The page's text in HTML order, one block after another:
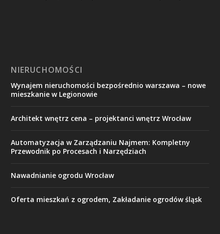
NIERUCHOMOŚCI
Wynajem nieruchomości bezpośrednio warszawa – nowe
mieszkanie w Legionowie
Architekt wnętrz cena – projektanci wnętrz Wrocław
Automatyzacja w Zarządzaniu Najmem: Kompletny
Przewodnik po Procesach i Narzędziach
Nawadnianie ogrodu Wrocław
Oferta mieszkań z ogrodem, Zakładanie ogrodów śląsk